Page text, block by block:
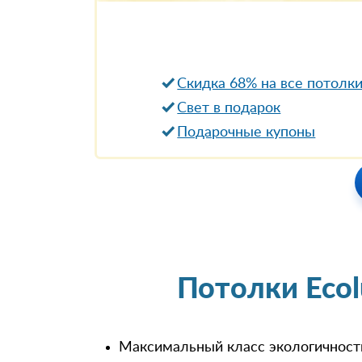
Скидка 68% на все
Свет в подарок
Подарочные купоны
Потолки
Максимальный класс